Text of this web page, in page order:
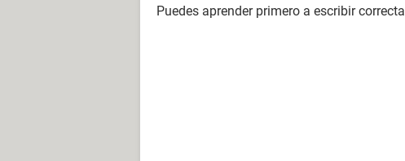
Puedes aprender primero a escribir